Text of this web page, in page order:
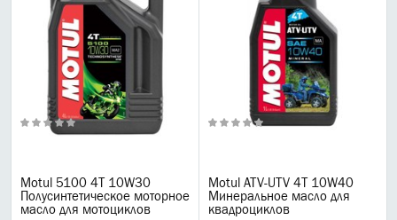
ПРИСАДКИ АВТОХИМИЯ
АВТО КОСМЕТИКА
МОТО МАСЛА
LIqui Moly для квадроциклов
Трансмиссионные масла для мотоциклов
Motul 5100 4T 10W30
Полусинтетическое моторное
масло для мотоциклов
Motul ATV-UTV 4T 10W40
Минеральное масло для
квадроциклов